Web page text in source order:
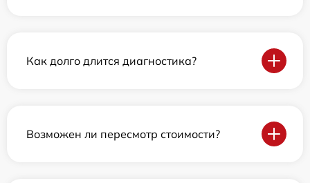
Как долго длится диагностика?
Возможен ли пересмотр стоимости?